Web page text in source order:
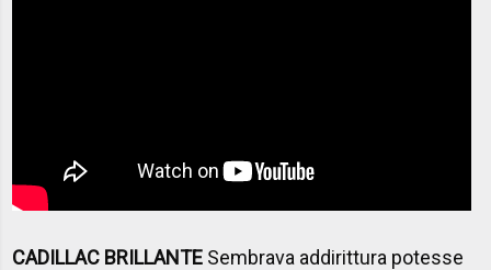
CADILLAC BRILLANTE Sembrava addirittura potesse